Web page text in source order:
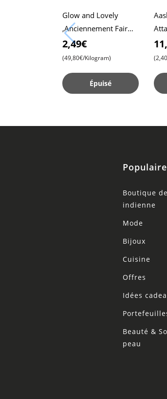
Glow and Lovely
,Anciennement Fair
and Lovely, 50g Pack ,
Formule Avancée pour
2,49€
(49,80€/Kilogram)
Épuisé
blé
Populaire
Boutique
indienne
Mode
Bijoux
Cuisine
Offres
Idées
Beauté &
peau